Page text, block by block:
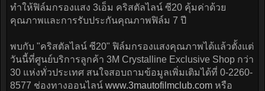
ทำให้ฟิล์มกรองแสง 3เอ็ม คริสตัลไลน์ ซี20 คุ้มค่าด้วย
คุณภาพและการรับประกันคุณภาพฟิล์ม 7 ปี
พบกับ "คริสตัลไลน์ ซี20" ฟิล์มกรองแสงคุณภาพได้แล้วตั้งแต่
วันนี้ที่ศูนย์บริการลูกค้า 3M Crystalline Exclusive Shop กว่า
30 แห่งทั่วประเทศ สนใจสอบถามข้อมูลเพิ่มเติมได้ที่ 0-2260-
8577 ช่องทางออนไลน์ www.3mautofilmclub.com หรือ